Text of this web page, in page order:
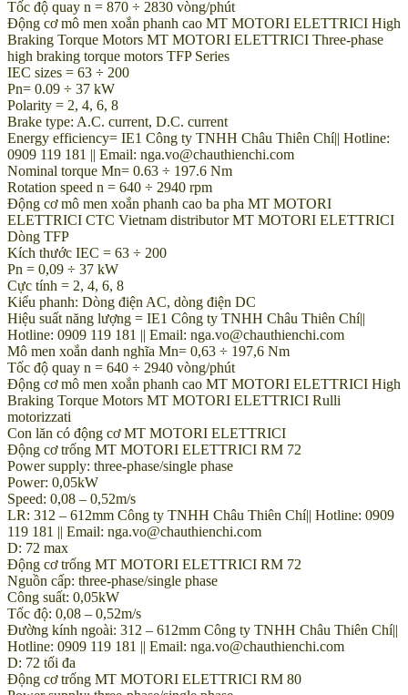
Tốc độ quay n = 870 ÷ 2830 vòng/phút
Động cơ mô men xoắn phanh cao MT MOTORI ELETTRICI High
Braking Torque Motors MT MOTORI ELETTRICI Three-phase
high braking torque motors TFP Series
IEC sizes = 63 ÷ 200
Pn= 0.09 ÷ 37 kW
Polarity = 2, 4, 6, 8
Brake type: A.C. current, D.C. current
Energy efficiency= IE1 Công ty TNHH Châu Thiên Chí|| Hotline:
0909 119 181 || Email: nga.vo@chauthienchi.com
Nominal torque Mn= 0.63 ÷ 197.6 Nm
Rotation speed n = 640 ÷ 2940 rpm
Động cơ mô men xoắn phanh cao ba pha MT MOTORI
ELETTRICI CTC Vietnam distributor MT MOTORI ELETTRICI
Dòng TFP
Kích thước IEC = 63 ÷ 200
Pn = 0,09 ÷ 37 kW
Cực tính = 2, 4, 6, 8
Kiểu phanh: Dòng điện AC, dòng điện DC
Hiệu suất năng lượng = IE1 Công ty TNHH Châu Thiên Chí||
Hotline: 0909 119 181 || Email: nga.vo@chauthienchi.com
Mô men xoắn danh nghĩa Mn= 0,63 ÷ 197,6 Nm
Tốc độ quay n = 640 ÷ 2940 vòng/phút
Động cơ mô men xoắn phanh cao MT MOTORI ELETTRICI High
Braking Torque Motors MT MOTORI ELETTRICI Rulli
motorizzati
Con lăn có động cơ MT MOTORI ELETTRICI
Động cơ trống MT MOTORI ELETTRICI RM 72
Power supply: three-phase/single phase
Power: 0,05kW
Speed: 0,08 – 0,52m/s
LR: 312 – 612mm Công ty TNHH Châu Thiên Chí|| Hotline: 0909
119 181 || Email: nga.vo@chauthienchi.com
D: 72 max
Động cơ trống MT MOTORI ELETTRICI RM 72
Nguồn cấp: three-phase/single phase
Công suất: 0,05kW
Tốc độ: 0,08 – 0,52m/s
Đường kính ngoài: 312 – 612mm Công ty TNHH Châu Thiên Chí||
Hotline: 0909 119 181 || Email: nga.vo@chauthienchi.com
D: 72 tối đa
Động cơ trống MT MOTORI ELETTRICI RM 80